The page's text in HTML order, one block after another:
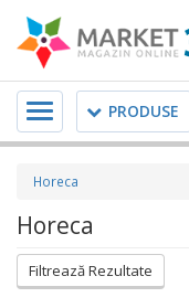
PRODUSE
Meniu
Horeca
Horeca
Filtrează Rezultate